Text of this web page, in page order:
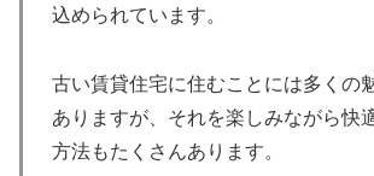
込められています。
古い賃貸住宅に住むことには多くの
ありますが、それを楽しみながら快
方法もたくさんあります。